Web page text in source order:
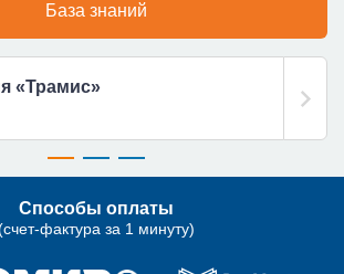
База знаний
«Трамис»
Способы оплаты
фактура за 1 минуту)